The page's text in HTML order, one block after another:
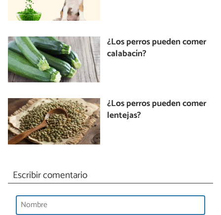
¿Los perros pueden comer
calabacín?
¿Los perros pueden comer
lentejas?
Escribir comentario